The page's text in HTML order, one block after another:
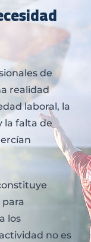
de
realidad
laboral, la
la falta de
los
no es